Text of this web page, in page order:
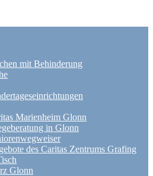
mit Behinderung
Marienheim Glonn
in Glonn
des Caritas Zentrums Grafing
Glonn